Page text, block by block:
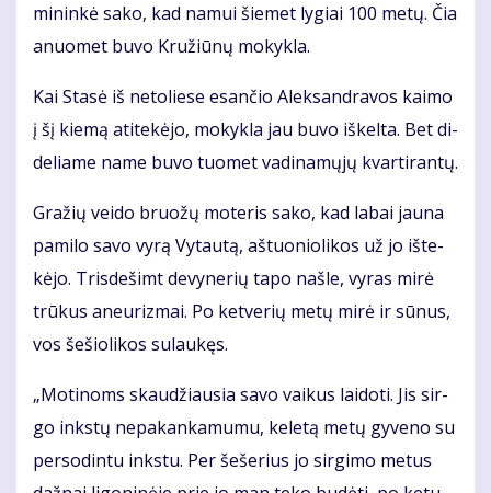
mi­nin­kė sa­ko, kad na­mui šie­met ly­giai 100 me­tų. Čia
anuo­met bu­vo Kru­žiū­nų mo­kyk­la.
Kai Sta­sė iš ne­to­lie­se esan­čio Alek­san­dra­vos kai­mo
į šį kie­mą ati­te­kė­jo, mo­kyk­la jau bu­vo iš­kel­ta. Bet di­
de­lia­me na­me bu­vo tuo­met va­di­na­mų­jų kvar­ti­ran­tų.
Gra­žių vei­do bruo­žų mo­te­ris sa­ko, kad la­bai jau­na
pa­mi­lo sa­vo vy­rą Vy­tau­tą, aš­tuo­nio­li­kos už jo iš­te­
kė­jo. Tris­de­šimt de­vy­ne­rių ta­po naš­le, vy­ras mi­rė
trū­kus aneu­riz­mai. Po ket­ve­rių me­tų mi­rė ir sū­nus,
vos še­šio­li­kos su­lau­kęs.
„Mo­ti­noms skau­džiau­sia sa­vo vai­kus lai­do­ti. Jis sir­
go inks­tų ne­pa­kan­ka­mu­mu, ke­le­tą me­tų gy­ve­no su
per­so­din­tu inks­tu. Per še­še­rius jo sir­gi­mo me­tus